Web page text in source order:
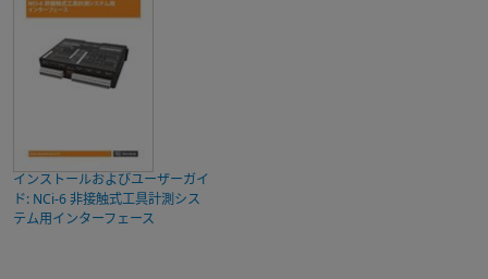
インストールおよびユーザーガイ
ド: NCi-6 非接触式工具計測シス
テム用インターフェース